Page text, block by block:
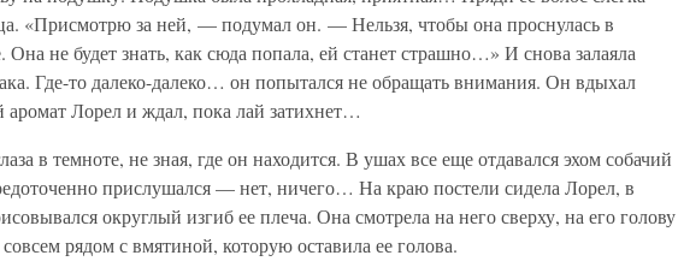
«Присмотрю за ней, — подумал он. — Нельзя, чтобы она проснулась в
Она не будет знать, как сюда попала, ей станет страшно…» И снова залаяла
Где-то далеко-далеко… он попытался не обращать внимания. Он вдыхал
Лорел и ждал, пока лай затихнет…
в темноте, не зная, где он находится. В ушах все еще отдавался эхом собачий
прислушался — нет, ничего… На краю постели сидела Лорел, в
округлый изгиб ее плеча. Она смотрела на него сверху, на его голову
рядом с вмятиной, которую оставила ее голова.